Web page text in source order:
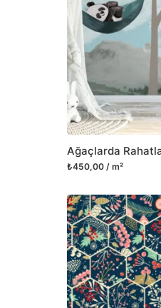
₺450,00 / m²